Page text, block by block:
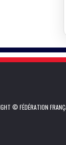
© FÉDÉRATION